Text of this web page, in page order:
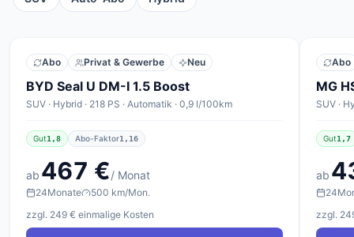
Abo Privat & Gewerbe Neu
BYD Seal U DM-I 1.5 Boost
SUV · Hybrid · 218 PS · Automatik · 0,9 l/100km
Gut1,8 Abo-Faktor1,16
ab 467 €/ Monat
24Monate
500 km/Mon.
zzgl. 249 € einmalige Kosten
Abo
MG
SUV ·
Gut1,7
ab
24
zzgl.